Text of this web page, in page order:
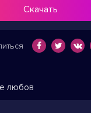
Скачать
любов